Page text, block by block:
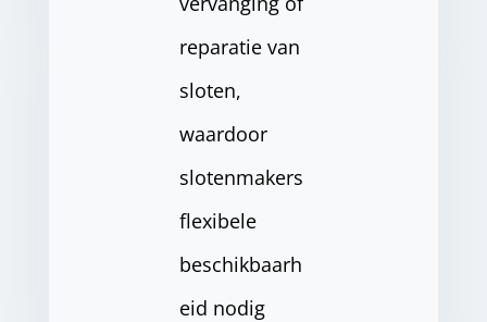
reparatie van
sloten,
waardoor
slotenmakers
flexibele
beschikbaarh
eid nodig